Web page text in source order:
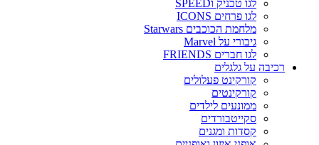
לגו טכניק וSPEED
לגו פרחים ICONS
מלחמת הכוכבים Starwars
גיבורי על Marvel
לגו חברים FRIENDS
רכיבה על גלגלים
קורקינט פעלולים
קורקינטים
ממונעים לילדים
סקייטבורדים
קסדות ומגנים